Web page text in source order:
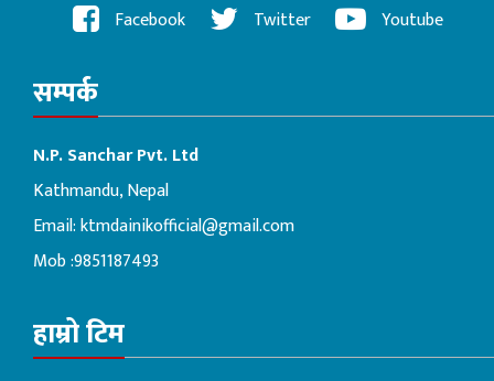
Facebook Twitter Youtube
सम्पर्क
N.P. Sanchar Pvt. Ltd
Kathmandu, Nepal
Email:ktmdainikofficial@gmail.com
Mob :9851187493
हाम्रो टिम